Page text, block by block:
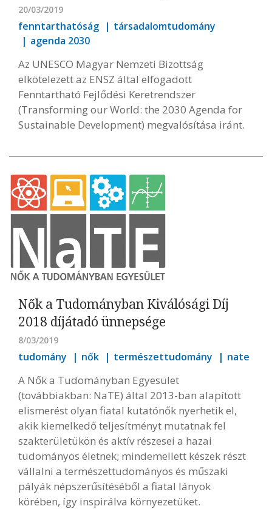
20/03/2019
fenntarthatóság
társadalomtudomány
agenda 2030
Az UNESCO Magyar Nemzeti Bizottság
elkötelezett az ENSZ által elfogadott
Fenntartható Fejlődési Keretrendszer
(Transforming our World: the 2030 Agenda for
Sustainable Development) megvalósítása iránt.
Nők a Tudományban Kiválósági Díj
2018 díjátadó ünnepsége
8/03/2019
tudomány nők természettudomány nate
A Nők a Tudományban Egyesület
(továbbiakban: NaTE) által 2013-ban alapított
elismerést olyan fiatal kutatónők nyerhetik el,
akik kiemelkedő teljesítményt mutatnak fel
szakterületükön és aktív részesei a hazai
tudományos életnek; mindemellett készek részt
vállalni a természettudományos és műszaki
pályák népszerűsítéséből a fiatal lányok
körében, így inspirálva környezetüket.